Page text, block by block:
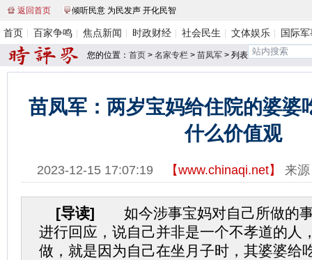
返回首页 倾听民意 为民发声 开化民智
首页 百家争鸣 焦点新闻 时政财经 社会民生 文体娱乐 国际
您的位置： 首页 > 名家专栏 > 苗凤军 > 列表
苗凤军：两岁宝妈给住院的婆婆
什么价值观
2023-12-15 17:07:19 【www.chinaqi.net】 来
[导读] 如今涉事宝妈对自己所做的
进行回应，说自己并非是一个不孝道的人
做，就是因为自己在坐月子时，其婆婆给